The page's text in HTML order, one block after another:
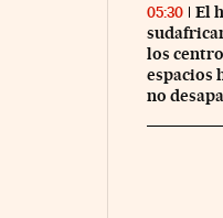
05:30
El
los
espacios
no